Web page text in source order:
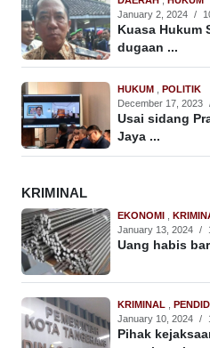
January 2, 2024 /
Kuasa Hukum
dugaan ...
HUKUM
POLITIK
December 17, 2023
Usai sidang
Jaya ...
KRIMINAL
EKONOMI
January 13, 2024 /
Uang habis
KRIMINAL
January 10, 2024 /
Pihak